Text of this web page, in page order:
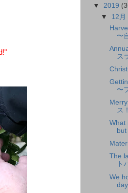
▼ 2019
▼ 12月
〜
ス
〜
ス
What
The
ト
We